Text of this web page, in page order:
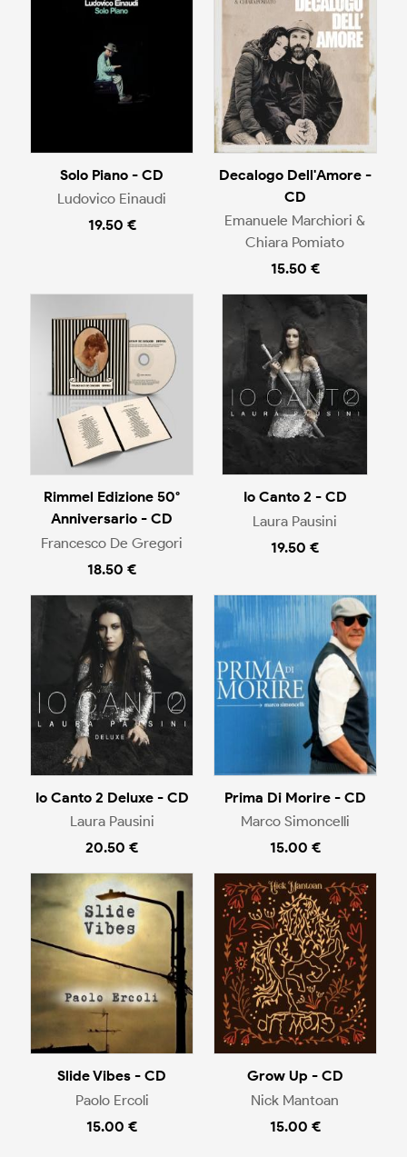
Solo Piano - CD
Ludovico Einaudi
19.50 €
Decalogo Dell'Amore -
CD
Emanuele Marchiori &
Chiara Pomiato
15.50 €
Rimmel Edizione 50°
Anniversario - CD
Francesco De Gregori
18.50 €
Io Canto 2 - CD
Laura Pausini
19.50 €
Io Canto 2 Deluxe - CD
Laura Pausini
20.50 €
Prima Di Morire - CD
Marco Simoncelli
15.00 €
Slide Vibes - CD
Paolo Ercoli
15.00 €
Grow Up - CD
Nick Mantoan
15.00 €